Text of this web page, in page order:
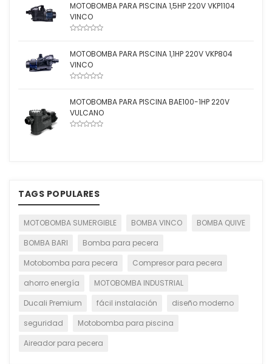
MOTOBOMBA PARA PISCINA 1,5HP 220V VKP1104
VINCO
MOTOBOMBA PARA PISCINA 1,1HP 220V VKP804
VINCO
MOTOBOMBA PARA PISCINA BAE100-1HP 220V
VULCANO
TAGS POPULARES
MOTOBOMBA SUMERGIBLE BOMBA VINCO
BOMBA QUIVE
BOMBA BARI
Bomba para pecera
Motobomba para pecera
Compresor para pecera
ahorro energía
MOTOBOMBA INDUSTRIAL
Ducali Premium
fácil instalación
diseño moderno
seguridad
Motobomba para piscina
Aireador para pecera